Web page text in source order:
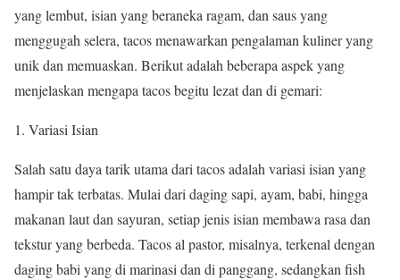
yang lembut, isian yang beraneka ragam, dan saus yang
menggugah selera, tacos menawarkan pengalaman kuliner yang
unik dan memuaskan. Berikut adalah beberapa aspek yang
menjelaskan mengapa tacos begitu lezat dan di gemari:
1. Variasi Isian
Salah satu daya tarik utama dari tacos adalah variasi isian yang
hampir tak terbatas. Mulai dari daging sapi, ayam, babi, hingga
makanan laut dan sayuran, setiap jenis isian membawa rasa dan
tekstur yang berbeda. Tacos al pastor, misalnya, terkenal dengan
daging babi yang di marinasi dan di panggang, sedangkan fish